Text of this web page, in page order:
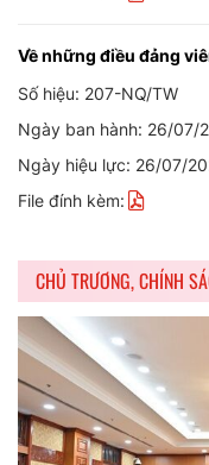
Về những điều đảng
Số hiệu: 207-NQ/TW
Ngày ban hành: 26/07/
Ngày hiệu lực: 26/07/
File đính kèm:
CHỦ TRƯƠNG, CHÍNH